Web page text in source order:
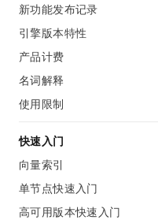
新功能发布记录
引擎版本特性
产品计费
名词解释
使用限制
快速入门
向量索引
单节点快速入门
高可用版本快速入门
人工智能与机器学习
容器
存储
网络与CDN
安全
中间件
AI
大数据
现代化应用
安全
网络
可观测